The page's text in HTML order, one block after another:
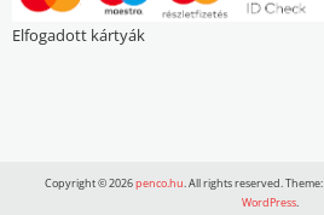
Elfogadott kártyák
Copyright © 2026penco.hu. All rights reserved. Theme:
WordPress.